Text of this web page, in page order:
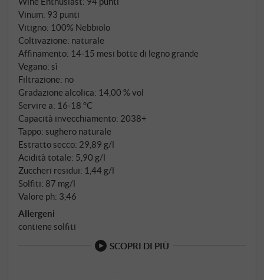
negli anni. Quello che Matteo Pola vinifica dalle vigne
trentennali di questo singolo vigneto è un Barbaresco
di notevole armonia – un vino che non colpisce per il
suo volume, ma per la precisione cristallina che
caratterizza i grandi terroir.
Vinum: 93 punti
Vitigno: 100% Nebbiolo
Coltivazione: naturale
Affinamento: 14‑15 mesi botte di legno grande
Vegano: sì
Filtrazione: no
Gradazione alcolica: 14,00 % vol
Servire a: 16‑18 °C
Capacità invecchiamento: 2038+
Tappo: sughero naturale
Estratto secco: 29,89 g/l
Acidità totale: 5,90 g/l
Zuccheri residui: 1,44 g/l
Solfiti: 87 mg/l
Valore ph: 3,46
Allergeni
contiene solfiti
SCOPRI DI PIÙ